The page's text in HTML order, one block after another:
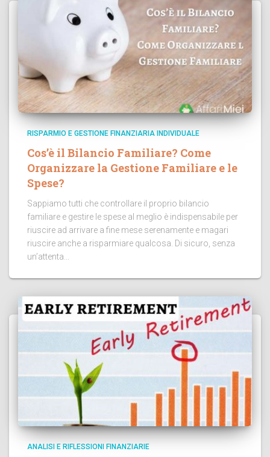
RISPARMIO E GESTIONE FINANZIARIA INDIVIDUALE
Cos’è il Bilancio Familiare? Come
Organizzare la Gestione Familiare e le
Spese?
Sappiamo tutti che controllare il proprio bilancio
familiare e gestire le spese al meglio è indispensabile per
riuscire ad arrivare a fine mese serenamente e magari
riuscire anche a risparmiare qualcosa. Di sicuro, senza
un’attenta...
ANALISI E RIFLESSIONI FINANZIARIE